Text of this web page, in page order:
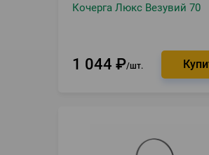
Кочерга Люкс Везувий 70
1 044 ₽ шт.